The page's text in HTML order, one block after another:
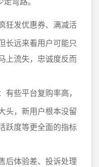
狂发优惠券、满减活
长远来看用户可能只
上流失，忠诚度反而
：有些平台复购率高，
头，新用户根本没留
跃度等更全面的指标
后体验差、投诉处理